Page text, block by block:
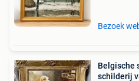
Bezoek
Belgische
schilderij